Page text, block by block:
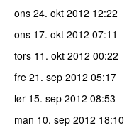
ons 24. okt 2012 12:22
ons 17. okt 2012 07:11
tors 11. okt 2012 00:22
fre 21. sep 2012 05:17
lør 15. sep 2012 08:53
man 10. sep 2012 18:10